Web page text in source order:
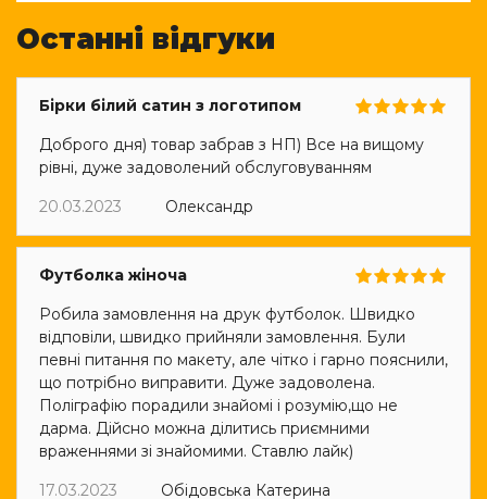
Останні відгуки
Бірки білий сатин з логотипом
Доброго дня) товар забрав з НП) Все на вищому
рівні, дуже задоволений обслуговуванням
20.03.2023
Олександр
Футболка жіноча
Робила замовлення на друк футболок. Швидко
відповіли, швидко прийняли замовлення. Були
певні питання по макету, але чітко і гарно пояснили,
що потрібно виправити. Дуже задоволена.
Поліграфію порадили знайомі і розумію,що не
дарма. Дійсно можна ділитись приємними
враженнями зі знайомими. Ставлю лайк)
17.03.2023
Обідовська Катерина